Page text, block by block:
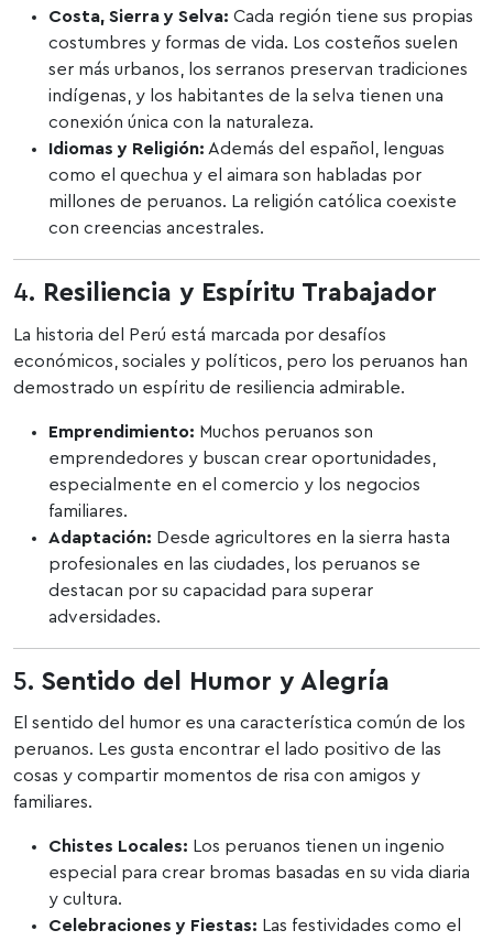
Costa, Sierra y Selva: Cada región tiene sus propias
costumbres y formas de vida. Los costeños suelen
ser más urbanos, los serranos preservan tradiciones
indígenas, y los habitantes de la selva tienen una
conexión única con la naturaleza.
Idiomas y Religión: Además del español, lenguas
como el quechua y el aimara son habladas por
millones de peruanos. La religión católica coexiste
con creencias ancestrales.
4. Resiliencia y Espíritu Trabajador
La historia del Perú está marcada por desafíos
económicos, sociales y políticos, pero los peruanos han
demostrado un espíritu de resiliencia admirable.
Emprendimiento: Muchos peruanos son
emprendedores y buscan crear oportunidades,
especialmente en el comercio y los negocios
familiares.
Adaptación: Desde agricultores en la sierra hasta
profesionales en las ciudades, los peruanos se
destacan por su capacidad para superar
adversidades.
5. Sentido del Humor y Alegría
El sentido del humor es una característica común de los
peruanos. Les gusta encontrar el lado positivo de las
cosas y compartir momentos de risa con amigos y
familiares.
Chistes Locales: Los peruanos tienen un ingenio
especial para crear bromas basadas en su vida diaria
y cultura.
Celebraciones y Fiestas: Las festividades como el